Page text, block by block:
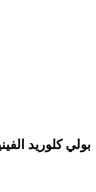
بولي كلوريد